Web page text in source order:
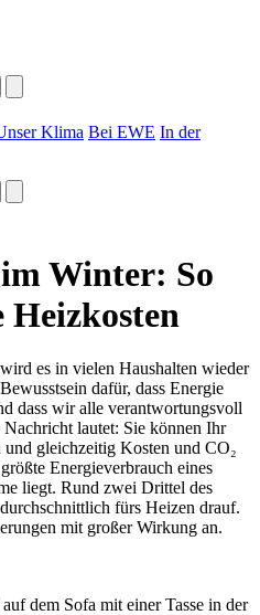
Klima Bei EWE In der
Winter: So
Heizkosten
es in vielen Haushalten wieder
dafür, dass Energie
dass wir alle verantwortungsvoll
lautet: Sie können Ihr
und gleichzeitig Kosten und CO₂
Energieverbrauch eines
liegt. Rund zwei Drittel des
fürs Heizen drauf.
mit großer Wirkung an.